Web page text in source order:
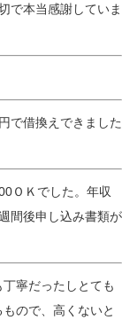
で本当感謝していま
で借換えできました
ＯＫでした。年収
間後申し込み書類が
寧だったしとても
ので、高くないと